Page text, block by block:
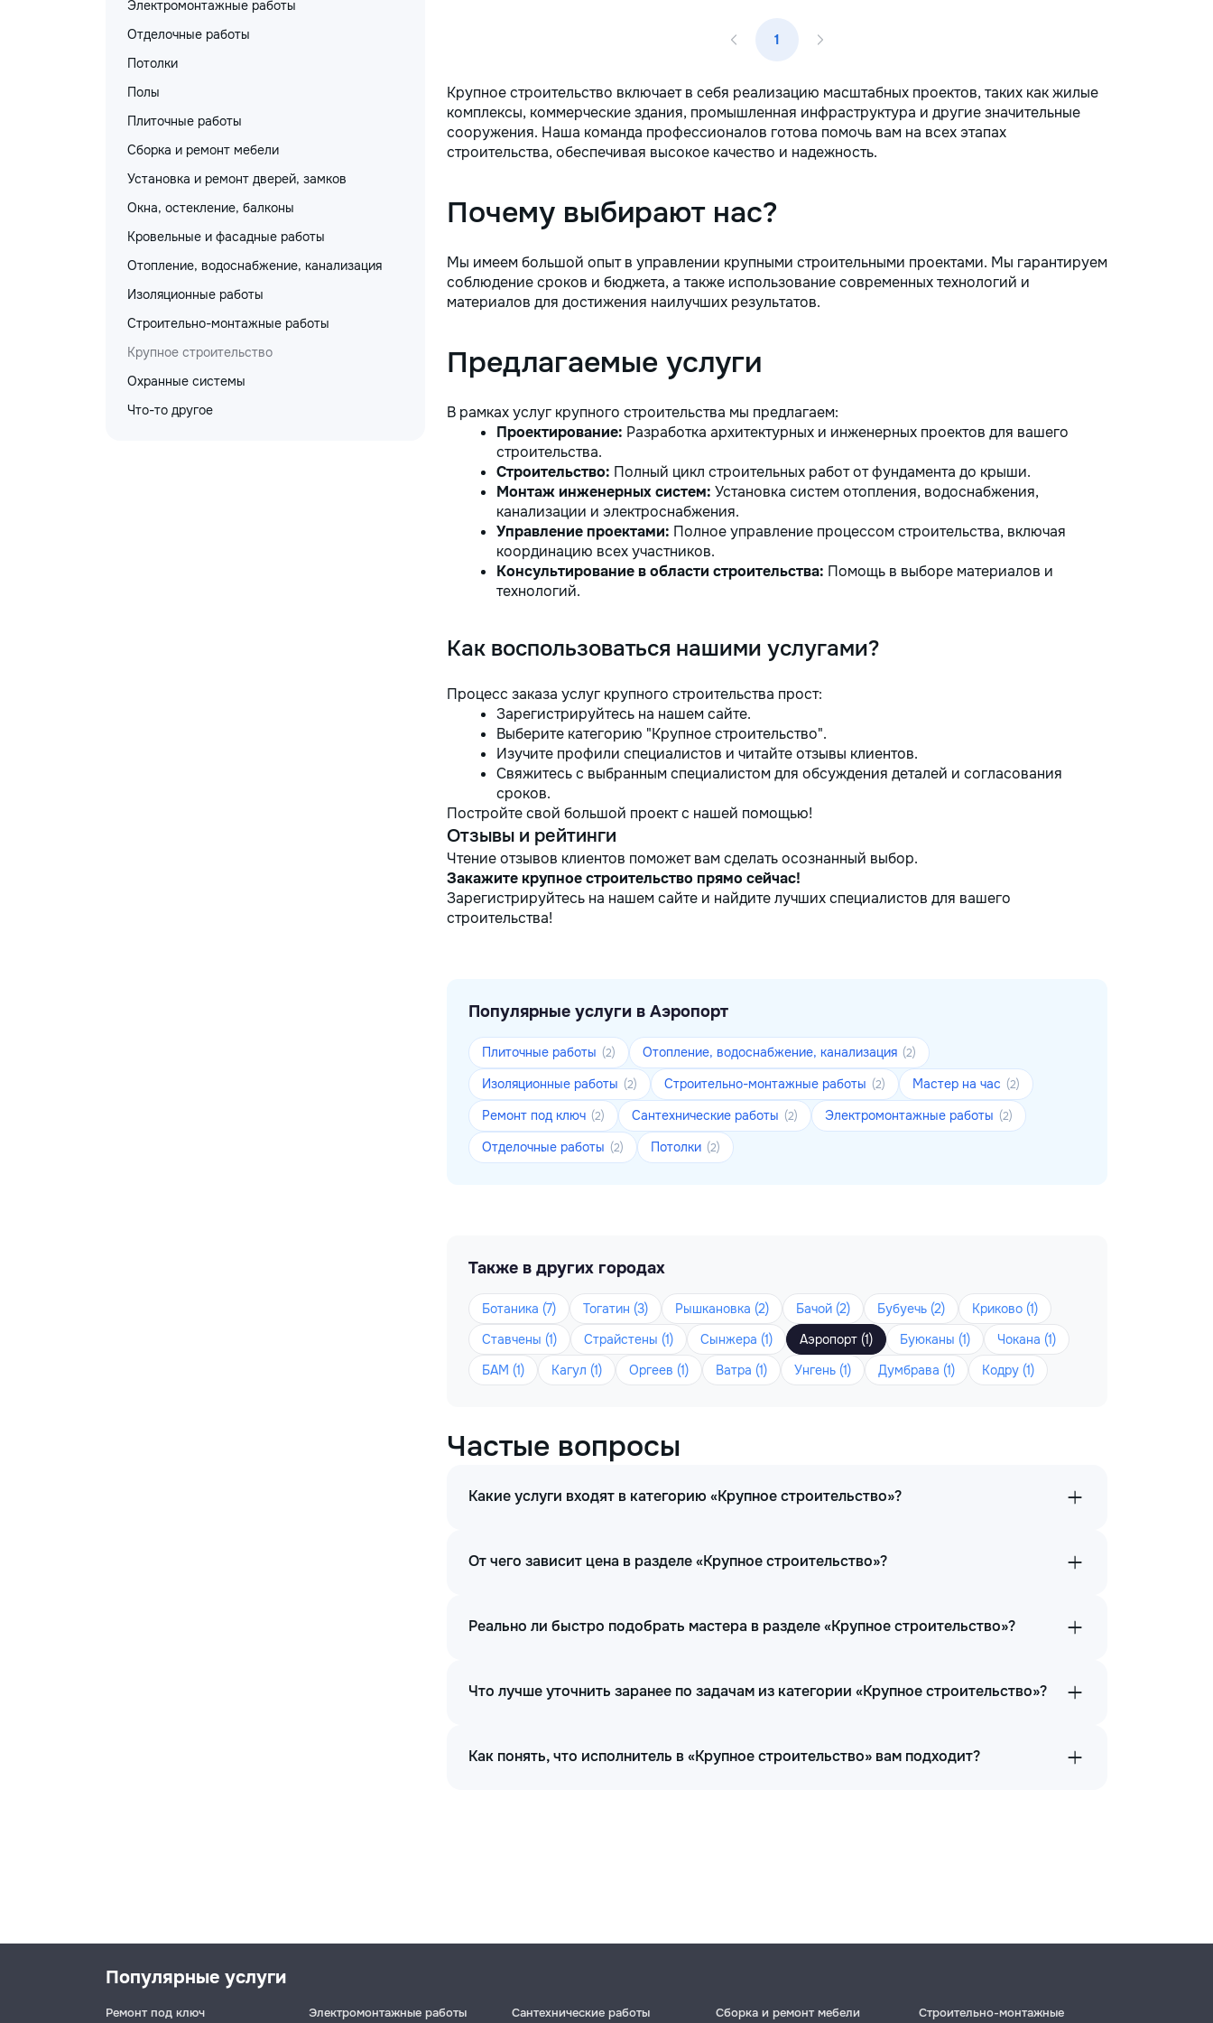
Электромонтажные работы
Отделочные работы
Потолки
Полы
Плиточные работы
Сборка и ремонт мебели
Установка и ремонт дверей, замков
Окна, остекление, балконы
Кровельные и фасадные работы
Отопление, водоснабжение, канализация
Изоляционные работы
Строительно-монтажные работы
Крупное строительство
Охранные системы
Что-то другое
1
Крупное строительство включает в себя реализацию масштабных проектов, таких как жилые
комплексы, коммерческие здания, промышленная инфраструктура и другие значительные
сооружения. Наша команда профессионалов готова помочь вам на всех этапах
строительства, обеспечивая высокое качество и надежность.
Почему выбирают нас?
Мы имеем большой опыт в управлении крупными строительными проектами. Мы гарантируем
соблюдение сроков и бюджета, а также использование современных технологий и
материалов для достижения наилучших результатов.
Предлагаемые услуги
В рамках услуг крупного строительства мы предлагаем:
Проектирование: Разработка архитектурных и инженерных проектов для вашего
строительства.
Строительство: Полный цикл строительных работ от фундамента до крыши.
Монтаж инженерных систем: Установка систем отопления, водоснабжения,
канализации и электроснабжения.
Управление проектами: Полное управление процессом строительства, включая
координацию всех участников.
Консультирование в области строительства: Помощь в выборе материалов и
технологий.
Как воспользоваться нашими услугами?
Процесс заказа услуг крупного строительства прост:
Зарегистрируйтесь на нашем сайте.
Выберите категорию "Крупное строительство".
Изучите профили специалистов и читайте отзывы клиентов.
Свяжитесь с выбранным специалистом для обсуждения деталей и согласования
сроков.
Постройте свой большой проект с нашей помощью!
Отзывы и рейтинги
Чтение отзывов клиентов поможет вам сделать осознанный выбор.
Закажите крупное строительство прямо сейчас!
Зарегистрируйтесь на нашем сайте и найдите лучших специалистов для вашего
строительства!
Популярные услуги в Аэропорт
Плиточные работы (2) Отопление, водоснабжение, канализация (2)
Изоляционные работы (2) Строительно-монтажные работы (2) Мастер на час (2)
Ремонт под ключ (2) Сантехнические работы (2) Электромонтажные работы (2)
Отделочные работы (2) Потолки (2)
Также в других городах
Ботаника (7) Тогатин (3) Рышкановка (2) Бачой (2) Бубуечь (2)
Криково (1)
Ставчены (1)
Страйстены (1) Сынжера (1) Аэропорт (1) Буюканы (1)
Чокана (1)
БАМ (1)
Кагул (1) Оргеев (1) Ватра (1) Унгень (1) Думбрава (1) Кодру (1)
Частые вопросы
Какие услуги входят в категорию «Крупное строительство»?
От чего зависит цена в разделе «Крупное строительство»?
Реально ли быстро подобрать мастера в разделе «Крупное строительство»?
Что лучше уточнить заранее по задачам из категории «Крупное строительство»?
Как понять, что исполнитель в «Крупное строительство» вам подходит?
Популярные услуги
Ремонт под ключ Электромонтажные работы Сантехнические работы Сборка и ремонт мебели
Строительно-монтажные